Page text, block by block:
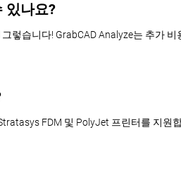
있나요?
렇습니다! GrabCAD Analyze는 추가
FDM 및 PolyJet 프린터를 지원